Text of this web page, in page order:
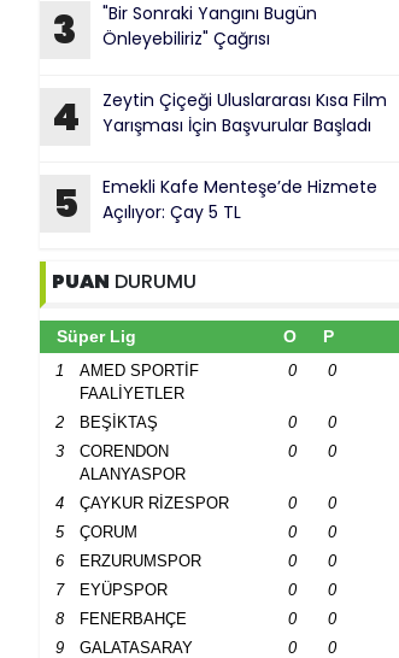
3
"Bir Sonraki Yangını Bugün
Önleyebiliriz" Çağrısı
4
Zeytin Çiçeği Uluslararası Kısa Film
Yarışması İçin Başvurular Başladı
5
Emekli Kafe Menteşe’de Hizmete
Açılıyor: Çay 5 TL
PUAN DURUMU
Süper Lig O P
1
AMED SPORTİF
FAALİYETLER
0 0
2 BEŞİKTAŞ 0
0
3
CORENDON
ALANYASPOR
0 0
4 ÇAYKUR RİZESPOR 0
0
5
ÇORUM 0
0
6
ERZURUMSPOR 0
0
7
EYÜPSPOR 0
0
8
FENERBAHÇE 0
0
9
GALATASARAY 0
0